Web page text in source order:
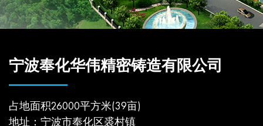
宁波奉化华伟精密铸造有限公司
占地面积26000平方米(39亩)
地址：宁波市奉化区裘村镇